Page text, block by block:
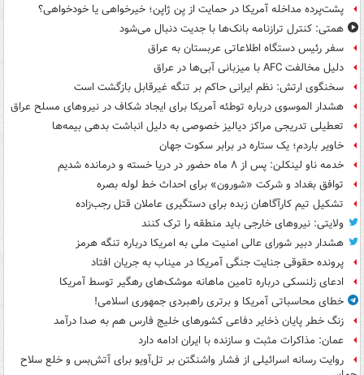
پشت‌پرده مداخله آمریکا در حمایت از یِن ژاپن؛ خیرخواهی یا خودخواهی؟
همتی: کنترل ترازنامه بانک‌ها با جدیت دنبال می‌شود
سفر رئیس دستگاه اطلاعاتی عربستان به عراق
دلیل مخالفت AFC با میزبانی آبی‌ها در عراق
سخنگوی ارتش: نظم ایرانی حاکم بر تنگه غیرقابل بازگشت است
هشدار الموسوی درباره توطئه آمریکا برای ایجاد شکاف در نیروهای مسلح عراق
تعطیلی تدریجی مراکز دیالیز خصوصی به دلیل انباشت بدهی بیمه‌ها
خاویر باردم؛ یک ستاره در برابر سکوت جهان
خدمه ناو لینکلن: پس از ۸ ماه حضور در دریا خسته و درمانده‌ شدیم
توافق بغداد و شرکت «شورون» برای احداث خط لوله بصره
تشکیل تیم کارآگاهان زبده برای دستگیری عاملان قتل رجب‌زاده
ولایتی: نیروهای خارجی باید منطقه را ترک کنند
هشدار دبیر شورای عالی امنیت ملی به امریکا درباره تنگه هرمز
پرونده حقوقی جنایت جنگی آمریکا در میناب به جریان افتاد
ادعای زلنسکی درباره تامین ماهانه موشک‌های رهگیر توسط آمریکا
خطای محاسباتی آمریکا و برتری راهبردی جمهوری اسلامی!
زنگ خطر پایان ذخایر دفاعی کشورهای خلیج فارس هم به صدا درآمد
عمان: مذاکرات مثبت و سازنده با ایران ادامه دارد
روایت رسانه اسرائیلی از فشار واشنگتن بر تل‌آویو برای آتش‌بس و خلع سلاح